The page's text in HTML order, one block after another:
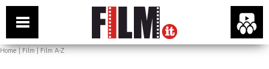
Home|Film|Film A-Z